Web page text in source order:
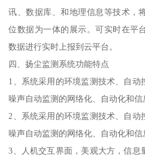
讯、数据库、和地理信息等技术，
位数据为一体的展示。可实时在平
数据进行实时上报到云平台。
四、扬尘监测系统功能特点
1、系统采用的环境监测技术、自
噪声自动监测的网络化、自动化和信
2、系统采用的环境监测技术、自
噪声自动监测的网络化、自动化和信
3、人机交互界面，美观大方，信